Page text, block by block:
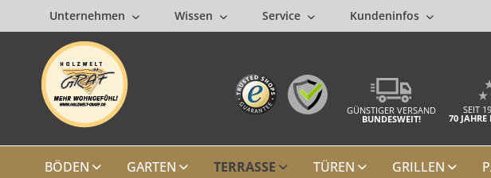
Unternehmen Wissen Service Kundeninfos
GÜNSTIGER VERSAND
BUNDESWEIT!
SEIT
70 JAHRE
BÖDEN GARTEN TERRASSE TÜREN GRILLEN